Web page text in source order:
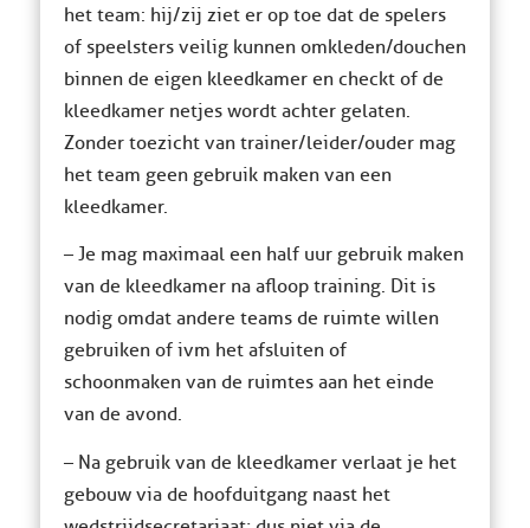
het team: hij/zij ziet er op toe dat de spelers
of speelsters veilig kunnen omkleden/douchen
binnen de eigen kleedkamer en checkt of de
kleedkamer netjes wordt achter gelaten.
Zonder toezicht van trainer/leider/ouder mag
het team geen gebruik maken van een
kleedkamer.
– Je mag maximaal een half uur gebruik maken
van de kleedkamer na afloop training. Dit is
nodig omdat andere teams de ruimte willen
gebruiken of ivm het afsluiten of
schoonmaken van de ruimtes aan het einde
van de avond.
– Na gebruik van de kleedkamer verlaat je het
gebouw via de hoofduitgang naast het